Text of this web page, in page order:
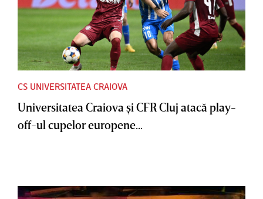
CS UNIVERSITATEA CRAIOVA
Universitatea Craiova şi CFR Cluj atacă play-
off-ul cupelor europene...